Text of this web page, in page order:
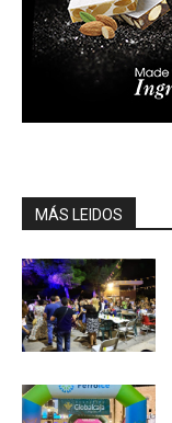
MÁS LEIDOS